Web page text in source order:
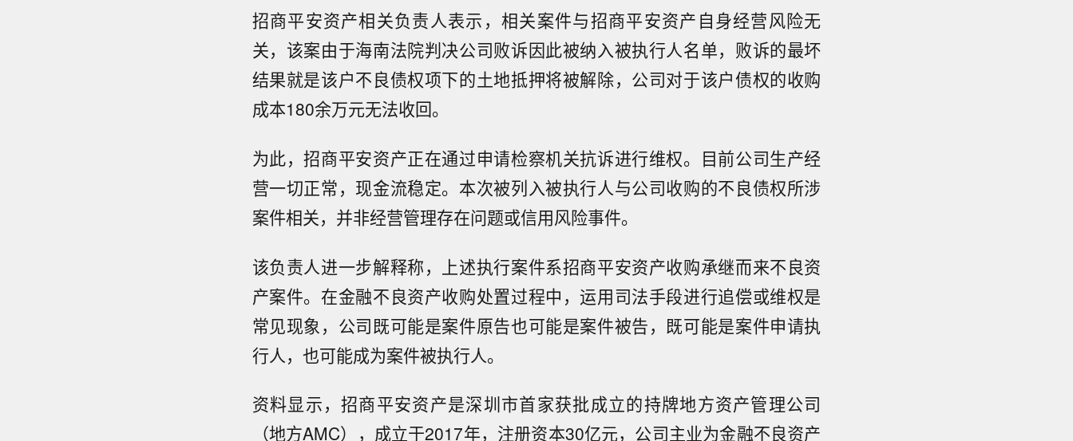
招商平安资产相关负责人表示，相关案件与招商平安资产自身经营风险无
关，该案由于海南法院判决公司败诉因此被纳入被执行人名单，败诉的最坏
结果就是该户不良债权项下的土地抵押将被解除，公司对于该户债权的收购
成本180余万元无法收回。
为此，招商平安资产正在通过申请检察机关抗诉进行维权。目前公司生产经
营一切正常，现金流稳定。本次被列入被执行人与公司收购的不良债权所涉
案件相关，并非经营管理存在问题或信用风险事件。
该负责人进一步解释称，上述执行案件系招商平安资产收购承继而来不良资
产案件。在金融不良资产收购处置过程中，运用司法手段进行追偿或维权是
常见现象，公司既可能是案件原告也可能是案件被告，既可能是案件申请执
行人，也可能成为案件被执行人。
资料显示，招商平安资产是深圳市首家获批成立的持牌地方资产管理公司
（地方AMC），成立于2017年，注册资本30亿元，公司主业为金融不良资产